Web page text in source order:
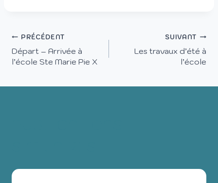
PRÉCÉDENT
Départ – Arrivée à
l’école Ste Marie Pie X
SUIVANT
Les travaux d’été à
l’école